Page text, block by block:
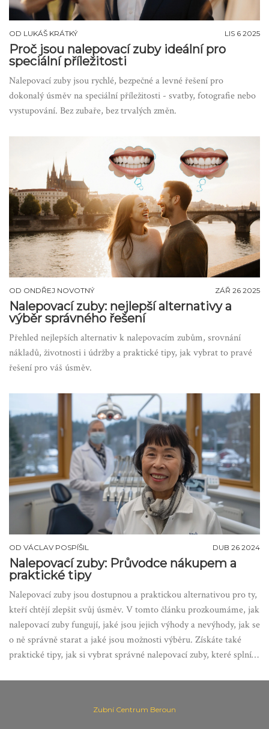
OD LUKÁŠ KRÁTKÝ LIS 6 2025
Proč jsou nalepovací zuby ideální pro
speciální příležitosti
Nalepovací zuby jsou rychlé, bezpečné a levné řešení pro
dokonalý úsměv na speciální příležitosti - svatby, fotografie nebo
vystupování. Bez zubaře, bez trvalých změn.
OD ONDŘEJ NOVOTNÝ ZÁŘ 26 2025
Nalepovací zuby: nejlepší alternativy a
výběr správného řešení
Přehled nejlepších alternativ k nalepovacím zubům, srovnání
nákladů, životnosti i údržby a praktické tipy, jak vybrat to pravé
řešení pro váš úsměv.
OD VÁCLAV POSPÍŠIL DUB 26 2024
Nalepovací zuby: Průvodce nákupem a
praktické tipy
Nalepovací zuby jsou dostupnou a praktickou alternativou pro ty,
kteří chtějí zlepšit svůj úsměv. V tomto článku prozkoumáme, jak
nalepovací zuby fungují, jaké jsou jejich výhody a nevýhody, jak se
o ně správně starat a jaké jsou možnosti výběru. Získáte také
praktické tipy, jak si vybrat správné nalepovací zuby, které splní
Zubní Centrum Beroun